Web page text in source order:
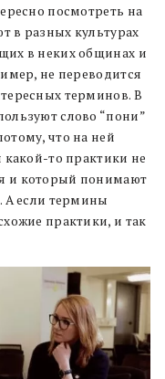
посмотреть на
в разных культурах
в неких общинах и
не переводится
терминов. В
слово “пони”
что на ней
какой-то практики не
и который понимают
А если термины
практики, и так